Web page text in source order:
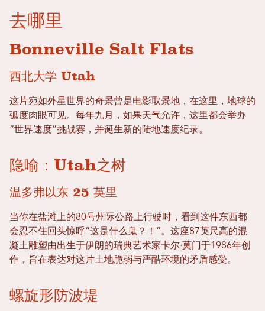
去哪里
Bonneville Salt Flats
西北大学 Utah
这片宛如外星世界的奇景曾是电影取景地，在这里，地球的
弧度肉眼可见。每年九月，如果天气允许，这里都会举办
“世界速度”挑战赛，并诞生新的陆地速度纪录。
隐喻：Utah之树
温多弗以东 25 英里
当你在盐滩上的80号州际公路上行驶时，看到这件东西都
会忍不住回头惊呼“这是什么鬼？！”。这座87英尺高的混
凝土雕塑由出生于伊朗的瑞典艺术家卡尔·莫门于1986年创
作，旨在表达对这片土地脆弱与严酷环境的矛盾感受。
螺旋形防波堤